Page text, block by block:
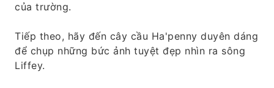
của trường.
Tiếp theo, hãy đến cây cầu Ha'penny duyên dáng
để chụp những bức ảnh tuyệt đẹp nhìn ra sông
Liffey.